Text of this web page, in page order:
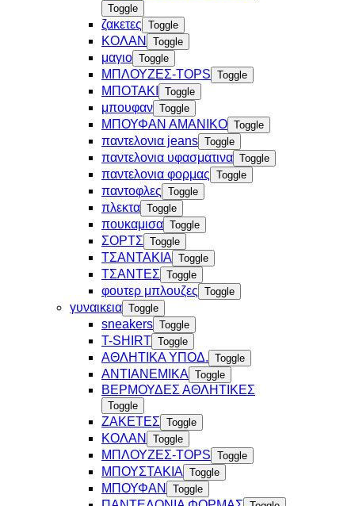
Toggle
ζακετες Toggle
ΚΟΛΑΝ Toggle
μαγιο Toggle
ΜΠΛΟΥΖΕΣ-TOPS Toggle
ΜΠΟΤΑΚΙ Toggle
μπουφαν Toggle
ΜΠΟΥΦΑΝ ΑΜΑΝΙΚΟ Toggle
παντελονια jeans Toggle
παντελονια υφασματινα Toggle
παντελονια φορμας Toggle
παντοφλες Toggle
πλεκτα Toggle
πουκαμισα Toggle
ΣΟΡΤΣ Toggle
ΤΣΑΝΤΑΚΙΑ Toggle
ΤΣΑΝΤΕΣ Toggle
φουτερ μπλουζες Toggle
γυναικεια Toggle
sneakers Toggle
T-SHIRT Toggle
ΑΘΛΗΤΙΚΑ ΥΠΟΔ. Toggle
ΑΝΤΙΑΝΕΜΙΚΑ Toggle
ΒΕΡΜΟΥΔΕΣ ΑΘΛΗΤΙΚΕΣ
Toggle
ΖΑΚΕΤΕΣ Toggle
ΚΟΛΑΝ Toggle
ΜΠΛΟΥΖΕΣ-TOPS Toggle
ΜΠΟΥΣΤΑΚΙΑ Toggle
ΜΠΟΥΦΑΝ Toggle